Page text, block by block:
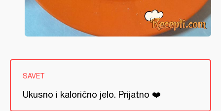
SAVET
Ukusno i kalorično jelo. Prijatno ❤️